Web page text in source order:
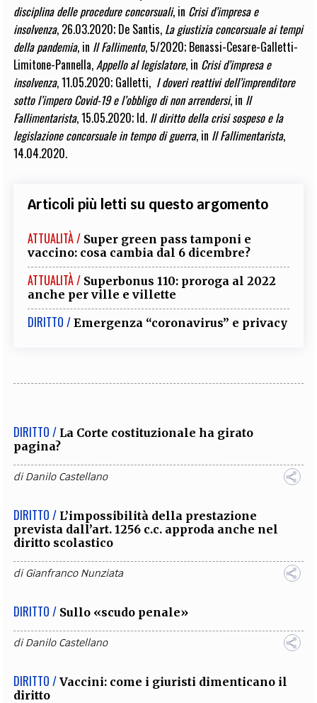
disciplina delle procedure concorsuali, in Crisi d’impresa e
insolvenza, 26.03.2020; De Santis, La giustizia concorsuale ai tempi
della pandemia, in Il Fallimento, 5/2020; Benassi-Cesare-Galletti-
Limitone-Pannella, Appello al legislatore, in Crisi d’impresa e
insolvenza, 11.05.2020; Galletti, I doveri reattivi dell’imprenditore
sotto l’impero Covid-19 e l’obbligo di non arrendersi, in Il
Fallimentarista, 15.05.2020; Id. Il diritto della crisi sospeso e la
legislazione concorsuale in tempo di guerra, in Il Fallimentarista,
14.04.2020.
Articoli più letti su questo argomento
ATTUALITÀ / Super green pass tamponi e
vaccino: cosa cambia dal 6 dicembre?
ATTUALITÀ / Superbonus 110: proroga al 2022
anche per ville e villette
DIRITTO / Emergenza “coronavirus” e privacy
DIRITTO / La Corte costituzionale ha girato
pagina?
diDanilo Castellano
DIRITTO / L’impossibilità della prestazione
prevista dall’art. 1256 c.c. approda anche nel
diritto scolastico
diGianfranco Nunziata
DIRITTO / Sullo «scudo penale»
diDanilo Castellano
DIRITTO / Vaccini: come i giuristi dimenticano il
diritto